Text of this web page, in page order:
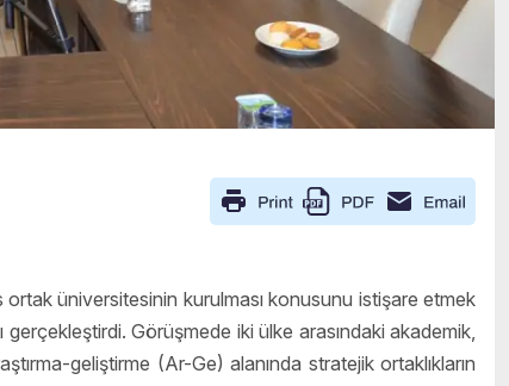
ortak üniversitesinin kurulması konusunu istişare etmek
Görüşmede iki ülke arasındaki akademik,
geliştirme (Ar-Ge) alanında stratejik ortaklıkların